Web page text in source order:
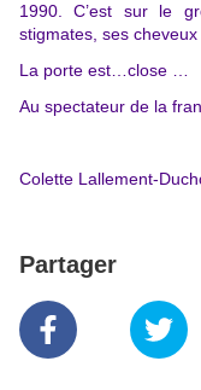
1990. C’est sur le
stigmates, ses
La porte est…close …
Au spectateur de la
Colette Lallement-
Partager